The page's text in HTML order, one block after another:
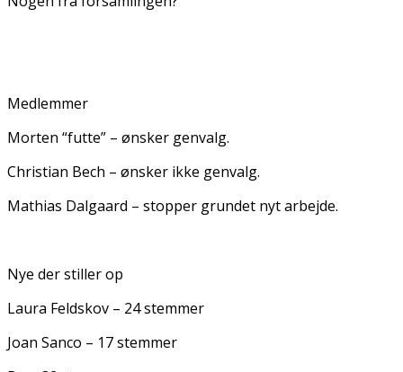
Medlemmer
Morten “futte” – ønsker genvalg.
Christian Bech – ønsker ikke genvalg.
Mathias Dalgaard – stopper grundet nyt arbejde.
Nye der stiller op
Laura Feldskov – 24 stemmer
Joan Sanco – 17 stemmer